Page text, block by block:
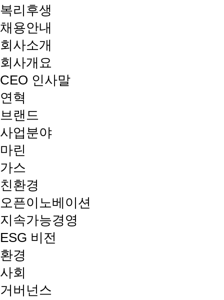
복리후생
채용안내
회사소개
회사개요
CEO 인사말
연혁
브랜드
사업분야
마린
가스
친환경
오픈이노베이션
지속가능경영
ESG 비전
환경
사회
거버넌스